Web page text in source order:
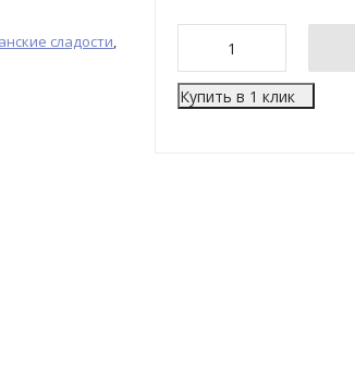
сладости,
Купить в 1 клик